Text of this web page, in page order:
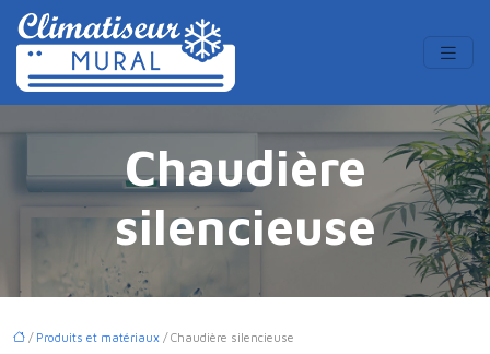
Chaudière
silencieuse
/ Produits et matériaux / Chaudière silencieuse